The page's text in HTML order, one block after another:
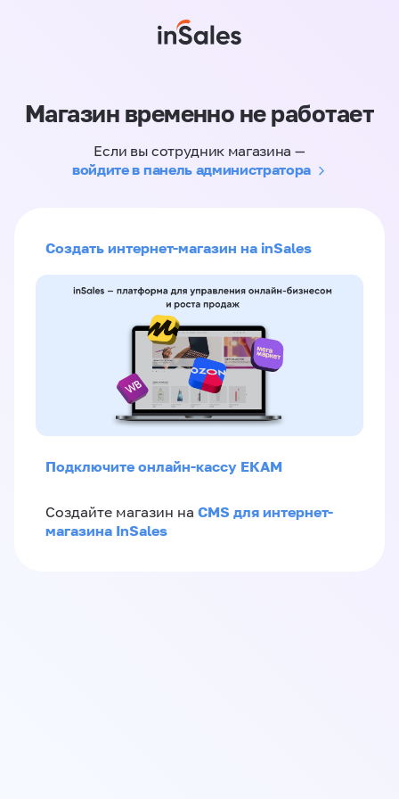
Магазин временно не работает
Если вы сотрудник магазина —
войдите в панель администратора
Создать интернет-магазин на inSales
Подключите онлайн-кассу ЕКАМ
Создайте магазин на CMS для интернет-
магазина InSales